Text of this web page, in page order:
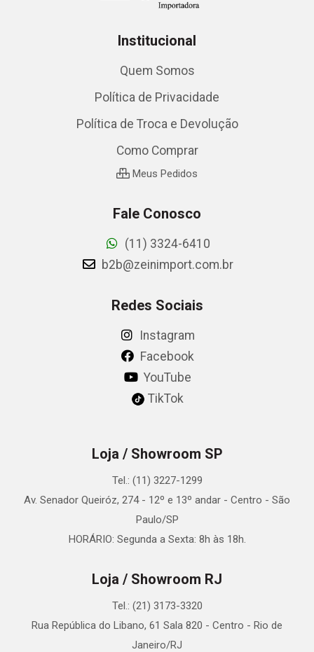
Institucional
Quem Somos
Política de Privacidade
Política de Troca e Devolução
Como Comprar
Meus Pedidos
Fale Conosco
(11) 3324-6410
b2b@zeinimport.com.br
Redes Sociais
Instagram
Facebook
YouTube
TikTok
Loja / Showroom SP
Tel.: (11) 3227-1299
Av. Senador Queiróz, 274 - 12º e 13º andar - Centro - São
Paulo/SP
HORÁRIO: Segunda a Sexta: 8h às 18h.
Loja / Showroom RJ
Tel.: (21) 3173-3320
Rua República do Libano, 61 Sala 820 - Centro - Rio de
Janeiro/RJ